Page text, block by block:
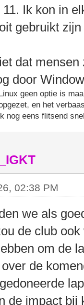
Ik kon in
gebruikt
dat
door
geen optie is
en het
nog eens flitsend
02:38 PM
we als
de club
om de
de
de impact bij